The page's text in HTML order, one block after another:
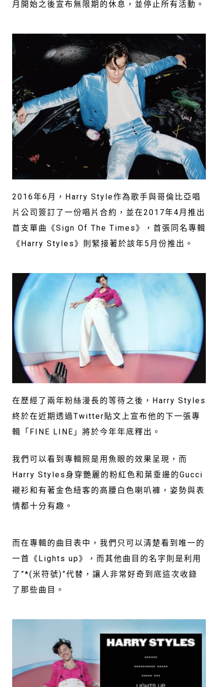
月開始之後宣布無限期的休息，並停止所有活動。
2016年6月，Harry Style作為歌手與哥倫比亞唱
片公司簽訂了一份唱片合約，並在2017年4月推出
首支單曲《Sign Of The Times》，首張同名專輯
《Harry Styles》則緊接著於該年5月份推出。
在歷經了兩年粉絲漫長的等待之後，Harry Styles
終於在近期透過Twitter貼文上宣布他的下一張專
輯「FINE LINE」將於今年年底釋出。
我們可以看到專輯照是用魚眼的效果呈現，而
Harry Styles身穿艷麗的粉紅色和葉垂邊的Gucci
襯衫和有著金色紐客的高腰白色喇叭褲，姿勢與表
情都十分有趣。
而在專輯的曲目表中，我們只可以清楚看到唯一的
一首《Lights up》，而其他曲目的名字則是利用
了”*(米符號)”代替，讓人非常好奇到底這次收錄
了那些曲目。